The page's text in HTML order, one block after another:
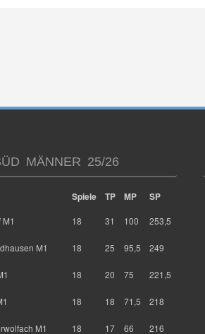
MÄNNER 25/26
Spiele TP MP SP
18 31 100 253,5
M1 18 25 95,5 249
18 20 75 221,5
18 18 71,5 218
M1 18 17 66 216